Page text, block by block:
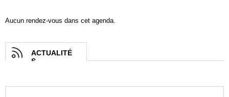
Aucun rendez-vous dans cet agenda.
ACTUALITÉ
S